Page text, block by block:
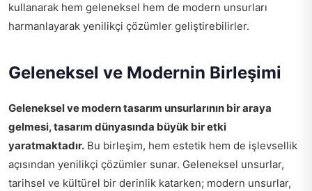
kullanarak hem geleneksel hem de modern unsurları
harmanlayarak yenilikçi çözümler geliştirebilirler.
Geleneksel ve Modernin Birleşimi
Geleneksel ve modern tasarım unsurlarının bir araya
gelmesi, tasarım dünyasında büyük bir etki
yaratmaktadır. Bu birleşim, hem estetik hem de işlevsellik
açısından yenilikçi çözümler sunar. Geleneksel unsurlar,
tarihsel ve kültürel bir derinlik katarken; modern unsurlar,